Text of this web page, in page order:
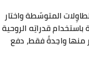
المتوسّطة واختار
قدراتِه الروحية
منها واحِدةً فقط، دفع